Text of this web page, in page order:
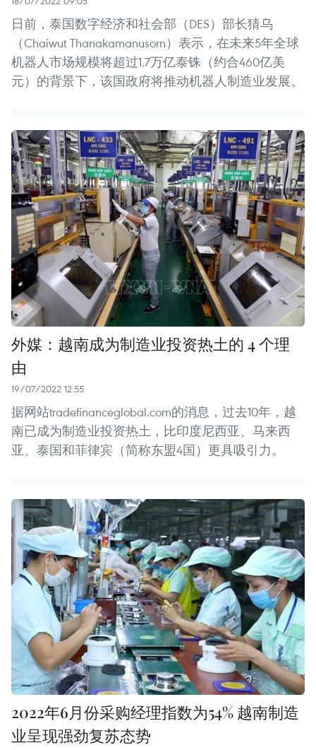
日前，泰国数字经济和社会部（DES）部长猜乌
（Chaiwut Thanakamanusorn）表示，在未来5年全球
机器人市场规模将超过1.7万亿泰铢（约合460亿美
元）的背景下，该国政府将推动机器人制造业发展。
外媒：越南成为制造业投资热土的 4 个理
由
19/07/2022 12:55
据网站tradefinanceglobal.com的消息，过去10年，越
南已成为制造业投资热土，比印度尼西亚、马来西
亚、泰国和菲律宾（简称东盟4国）更具吸引力。
2022年6月份采购经理指数为54% 越南制造
业呈现强劲复苏态势